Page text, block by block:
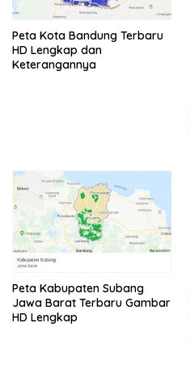
Peta Kota Bandung Terbaru
HD Lengkap dan
Keterangannya
Peta Kabupaten Subang
Jawa Barat Terbaru Gambar
HD Lengkap